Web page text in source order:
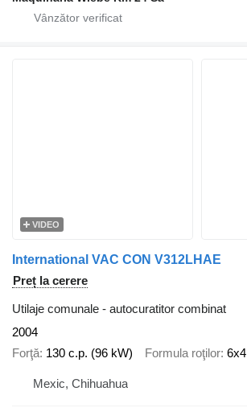
VIDEO
International VAC CON V312LHAE
Preț la cerere
Utilaje comunale - autocuratitor combinat
2004
Forţă 130 c.p. (96 kW) Formula roţilor 6x4
Mexic, Chihuahua